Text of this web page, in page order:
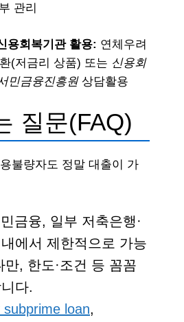
관리
용회복기관 활용: 연체우려
(저금리 상품) 또는 신용회
민금융진흥원상담활용
질문(FAQ)
불량자도 정말 대출이 가
금융, 일부 저축은행·
에서 제한적으로 가능
, 한도·조건 등 꼼꼼
다.
subprime loan,